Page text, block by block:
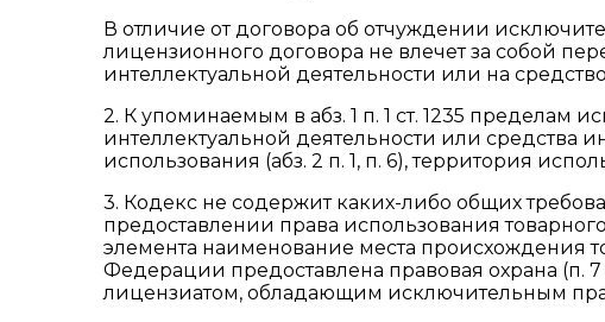
В отличие от договора об отчуждении
лицензионного договора не влечет за собой
интеллектуальной деятельности или на
2. К упоминаемым в абз. 1 п. 1 ст. 1235 пределам
интеллектуальной деятельности или средства
использования (абз. 2 п. 1, п. 6), территория
3. Кодекс не содержит каких-либо общих
предоставлении права использования
элемента наименование места происхождения
Федерации предоставлена правовая охрана (п. 7
лицензиатом, обладающим исключительным